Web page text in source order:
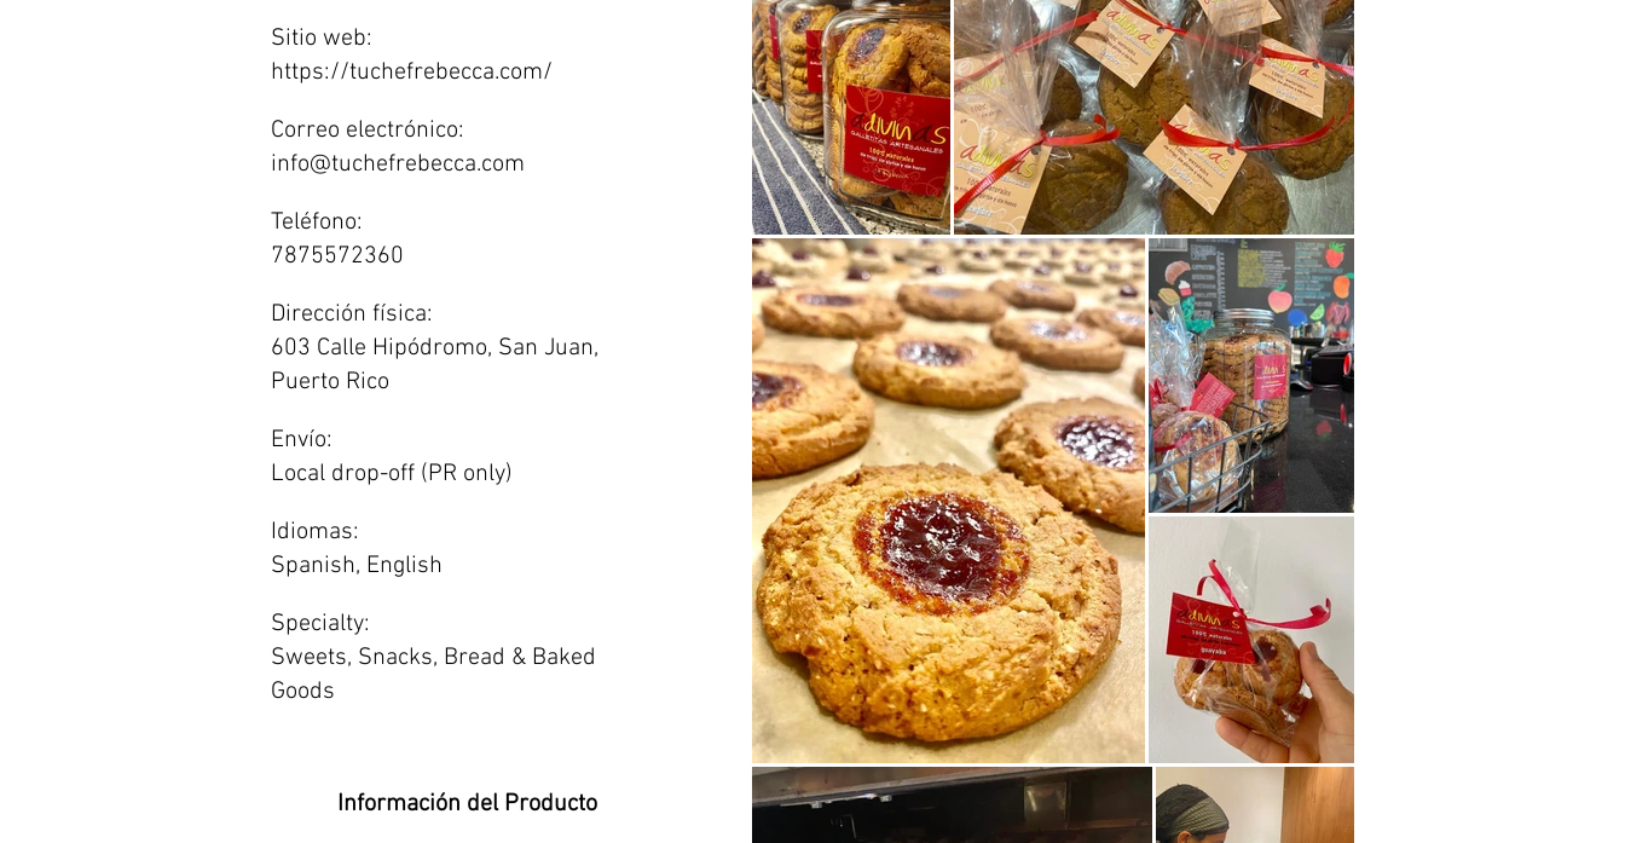
Sitio web:
https://tuchefrebecca.com/
Correo electrónico:
info@tuchefrebecca.com
Teléfono:
7875572360
Dirección física:
603 Calle Hipódromo, San Juan,
Puerto Rico
Envío:
Local drop-off (PR only)
Idiomas:
Spanish, English
Specialty:
Sweets, Snacks, Bread & Baked
Goods
Información del Producto